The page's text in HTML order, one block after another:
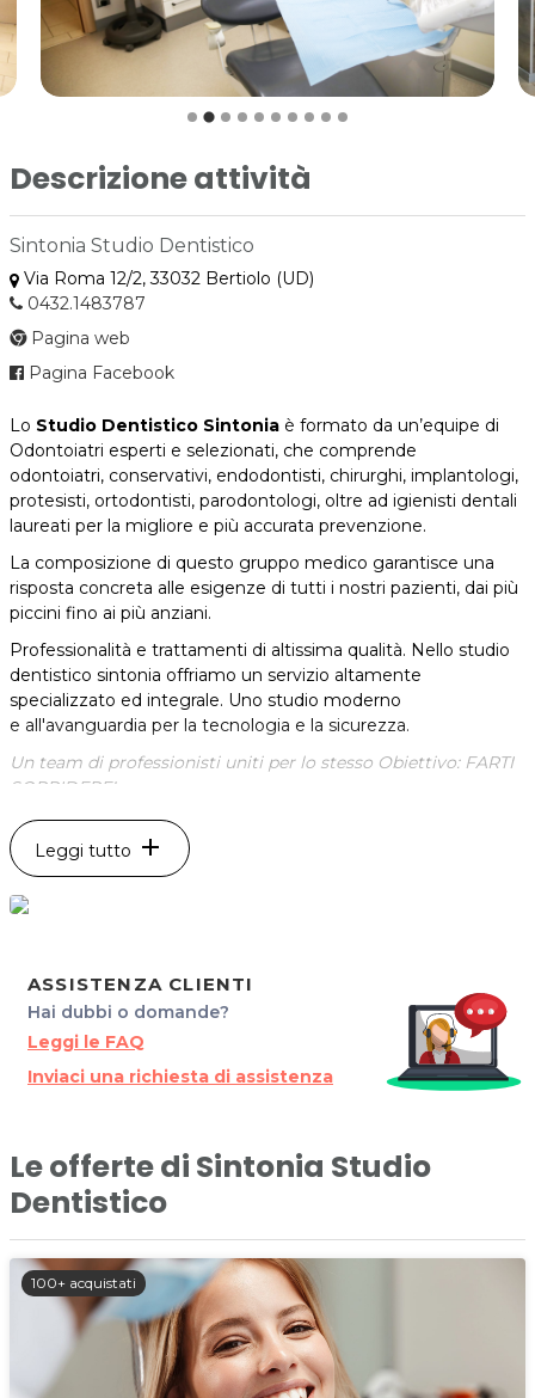
Descrizione attività
Sintonia Studio Dentistico
Via Roma 12/2, 33032 Bertiolo (UD)
0432.1483787
Pagina web
Pagina Facebook
Lo Studio Dentistico Sintonia è formato da un’equipe di
Odontoiatri esperti e selezionati, che comprende
odontoiatri, conservativi, endodontisti, chirurghi, implantologi,
protesisti, ortodontisti, parodontologi, oltre ad igienisti dentali
laureati per la migliore e più accurata prevenzione.
La composizione di questo gruppo medico garantisce una
risposta concreta alle esigenze di tutti i nostri pazienti, dai più
piccini fino ai più anziani.
Professionalità e trattamenti di altissima qualità. Nello studio
dentistico sintonia offriamo un servizio altamente
specializzato ed integrale. Uno studio moderno
e all'avanguardia per la tecnologia e la sicurezza.
Un team di professionisti uniti per lo stesso Obiettivo: FARTI
SORRIDERE!
*Prezzi di listino verificati in data 18/11/2021
ORARI
33032 Bertiolo (UD)
Cel. +39 320 9217883
P.IVA 02942050309
Per ulteriori informazioni sull'offerta o sulle modalità di
Leggi tutto add
ASSISTENZA CLIENTI
Hai dubbi o domande?
Leggi le FAQ
Inviaci una richiesta di assistenza
Le offerte di Sintonia Studio
Dentistico
100+ acquistati